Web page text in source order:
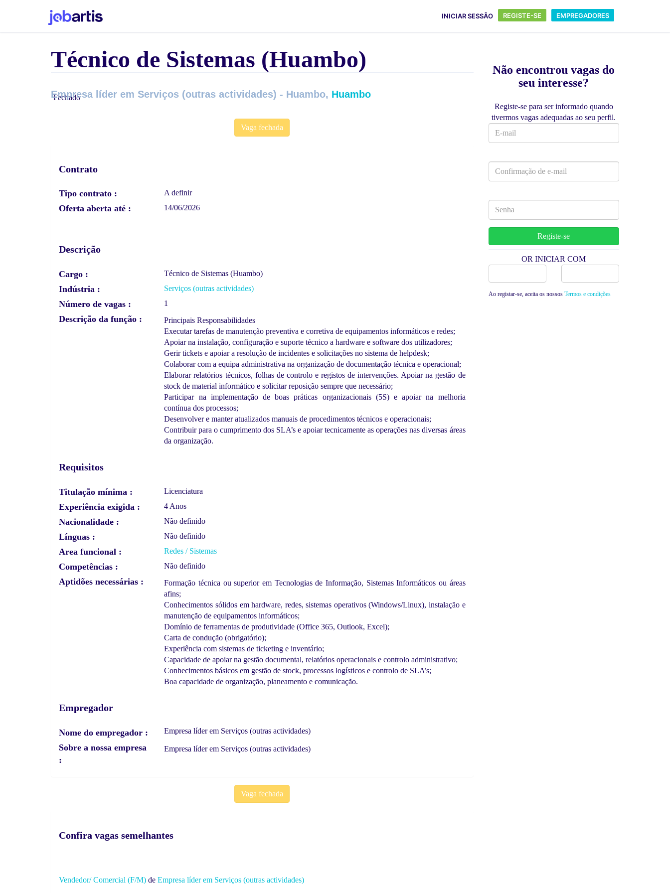
INICIAR SESSÃO REGISTE-SE EMPREGADORES
Técnico de Sistemas (Huambo)
Empresa líder em Serviços (outras actividades) - Huambo, Huambo
Fechado
Vaga fechada
Contrato
Tipo contrato A definir
Oferta aberta até 14/06/2026
Descrição
Cargo Técnico de Sistemas (Huambo)
Indústria Serviços (outras actividades)
Número de vagas 1
Descrição da função
Principais Responsabilidades
Executar tarefas de manutenção preventiva e corretiva de equipamentos informáticos e redes;
Apoiar na instalação, configuração e suporte técnico a hardware e software dos utilizadores;
Gerir tickets e apoiar a resolução de incidentes e solicitações no sistema de helpdesk;
Colaborar com a equipa administrativa na organização de documentação técnica e operacional;
Elaborar relatórios técnicos, folhas de controlo e registos de intervenções. Apoiar na gestão de
stock de material informático e solicitar reposição sempre que necessário;
Participar na implementação de boas práticas organizacionais (5S) e apoiar na melhoria
contínua dos processos;
Desenvolver e manter atualizados manuais de procedimentos técnicos e operacionais;
Contribuir para o cumprimento dos SLA’s e apoiar tecnicamente as operações nas diversas áreas
da organização.
Requisitos
Titulação mínima Licenciatura
Experiência exigida 4 Anos
Nacionalidade Não definido
Línguas Não definido
Area funcional Redes / Sistemas
Competências Não definido
Aptidões necessárias
Formação técnica ou superior em Tecnologias de Informação, Sistemas Informáticos ou áreas
afins;
Conhecimentos sólidos em hardware, redes, sistemas operativos (Windows/Linux), instalação e
manutenção de equipamentos informáticos;
Domínio de ferramentas de produtividade (Office 365, Outlook, Excel);
Carta de condução (obrigatório);
Experiência com sistemas de ticketing e inventário;
Capacidade de apoiar na gestão documental, relatórios operacionais e controlo administrativo;
Conhecimentos básicos em gestão de stock, processos logísticos e controlo de SLA’s;
Boa capacidade de organização, planeamento e comunicação.
Empregador
Nome do empregador Empresa líder em Serviços (outras actividades)
Sobre a nossa empresa Empresa líder em Serviços (outras actividades)
Vaga fechada
Confira vagas semelhantes
Vendedor/ Comercial (F/M) de Empresa líder em Serviços (outras actividades)
Não encontrou vagas do
seu interesse?
Registe-se para ser informado quando
tivermos vagas adequadas ao seu perfil.
OR INICIAR COM
Ao registar-se, aceita os nossos Termos e condições